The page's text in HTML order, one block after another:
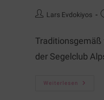
Lars Evdokiyos
Traditionsgemäß
der Segelclub
Weiterlesen